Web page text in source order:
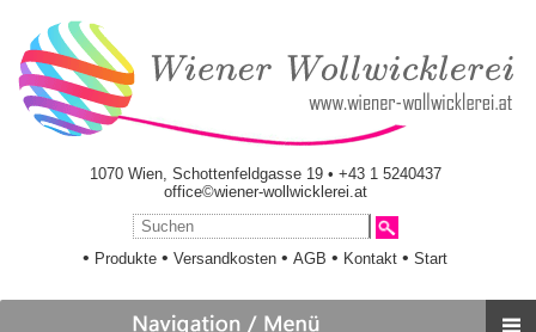
1070 Wien, Schottenfeldgasse 19 • +43 1 5240437
office©wiener-wollwicklerei.at
• Produkte •Versandkosten •AGB • Kontakt •Start